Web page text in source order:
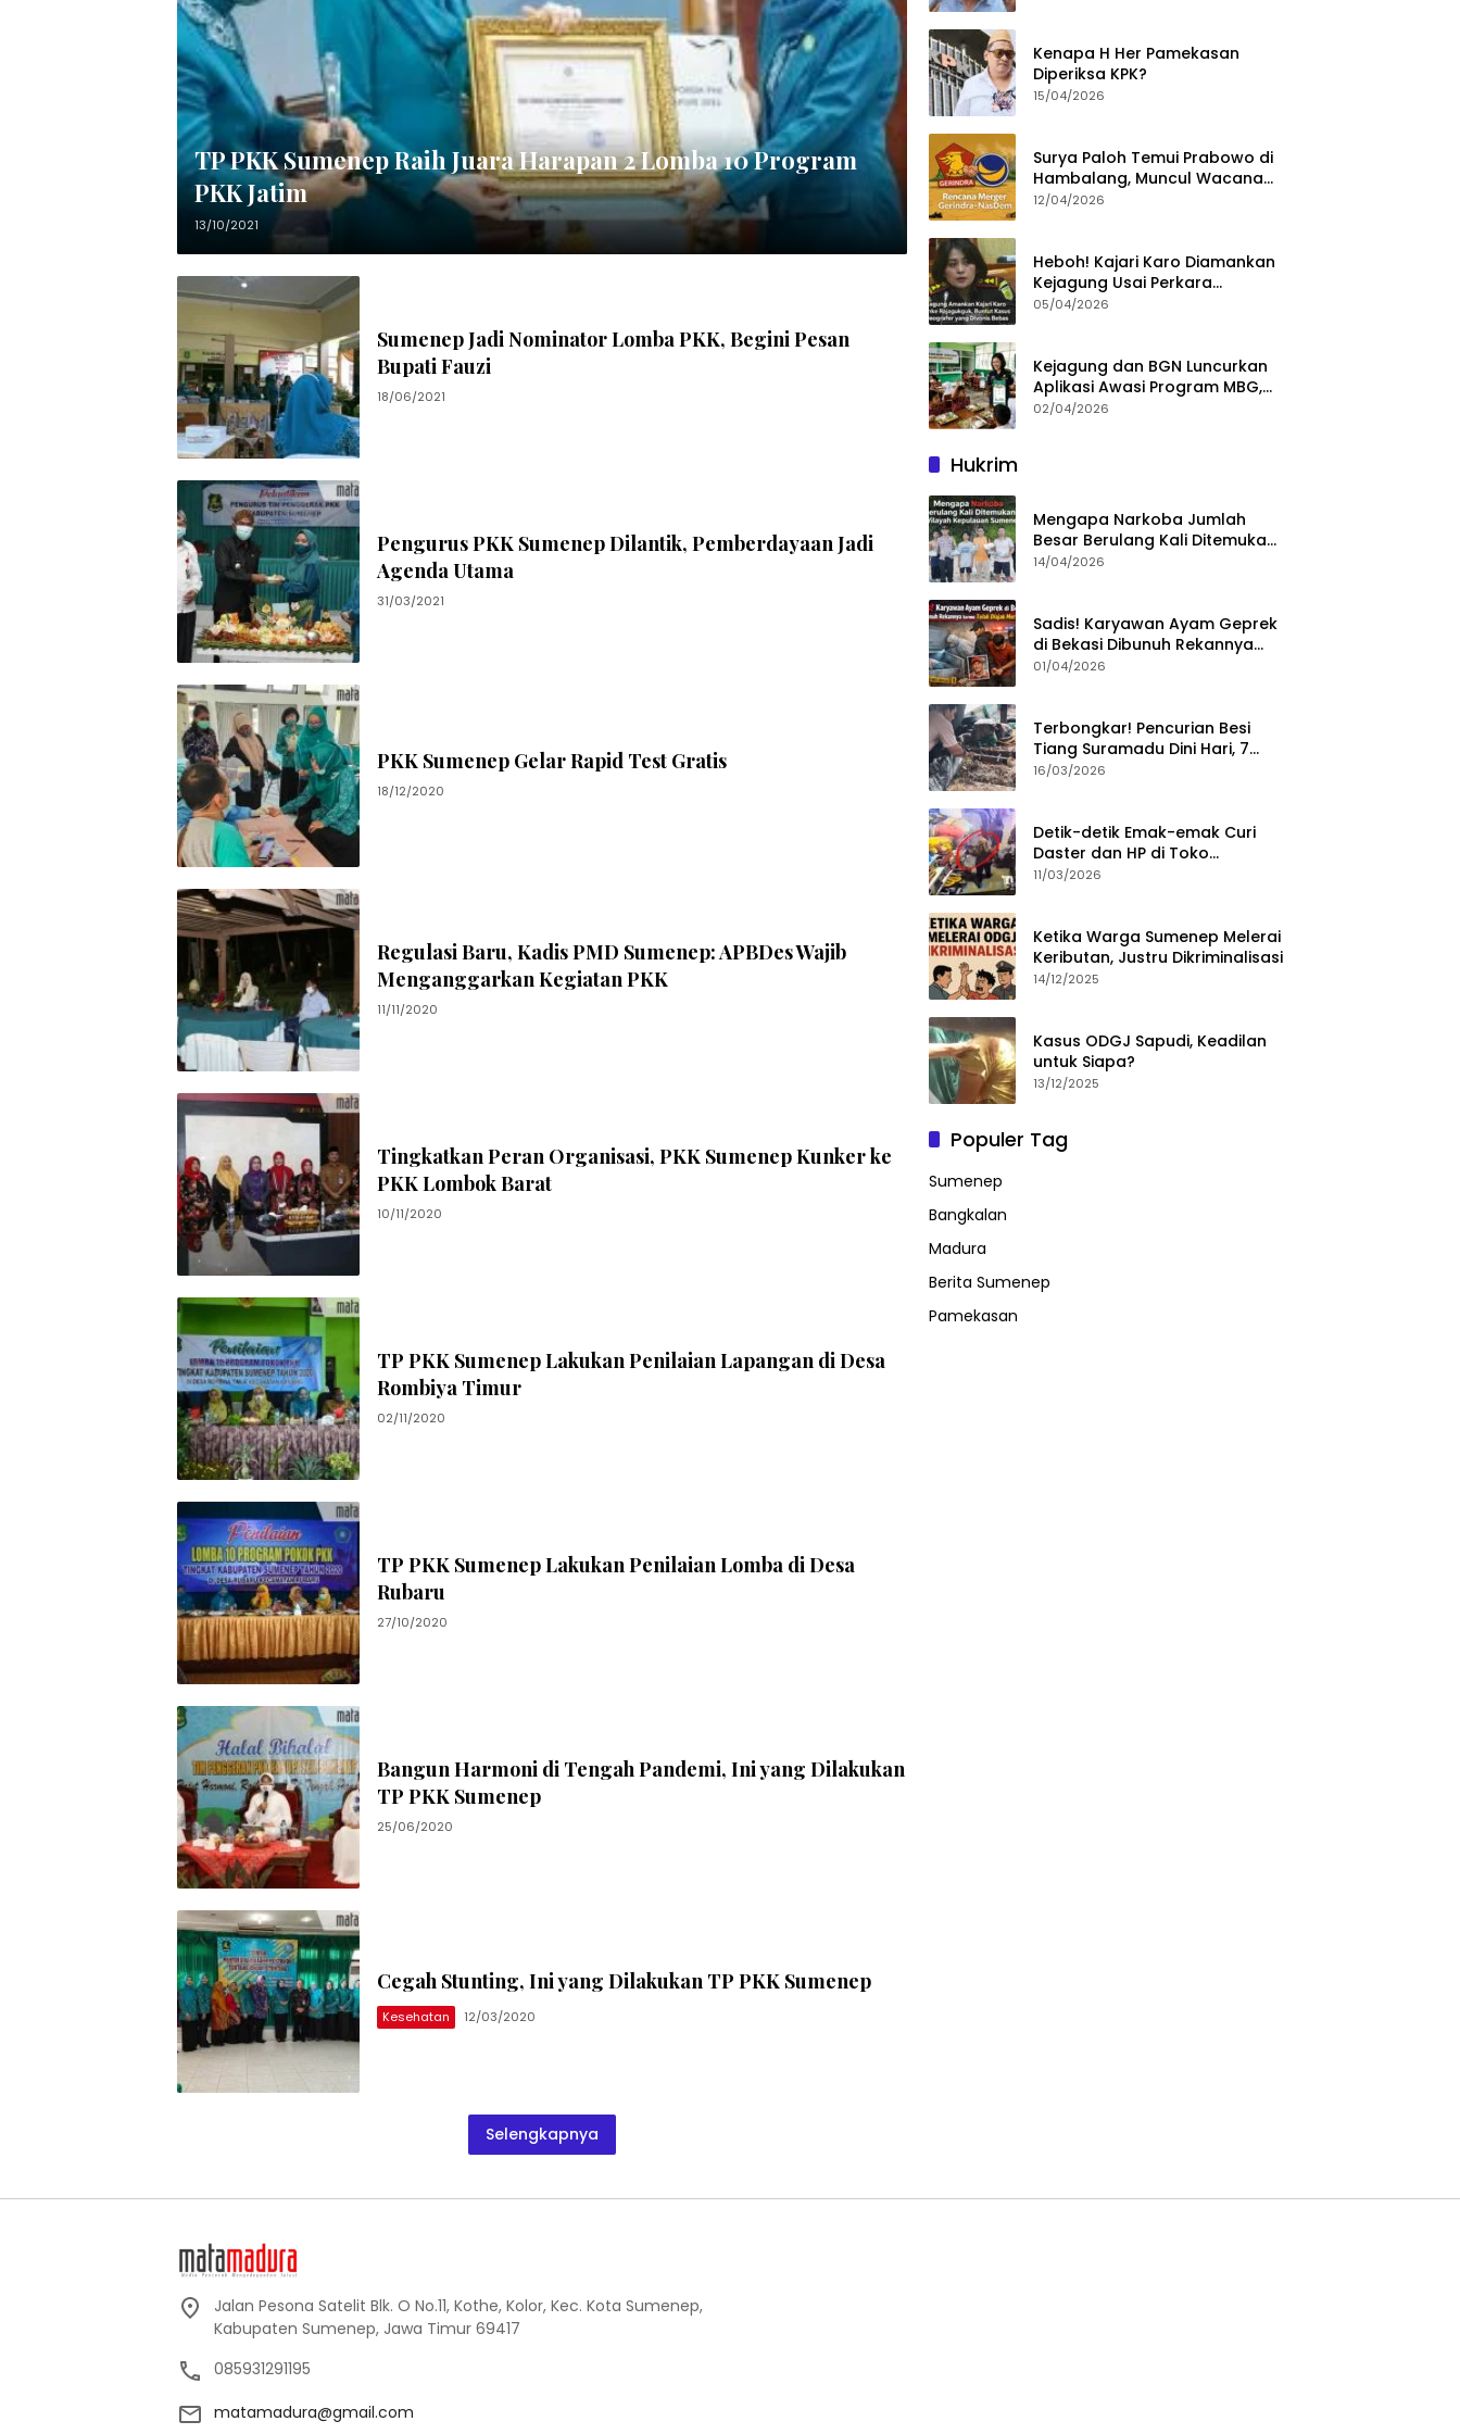
TP PKK Sumenep Raih Juara Harapan 2 Lomba 10 Program
PKK Jatim
13/10/2021
Sumenep Jadi Nominator Lomba PKK, Begini Pesan
Bupati Fauzi
18/06/2021
Pengurus PKK Sumenep Dilantik, Pemberdayaan Jadi
Agenda Utama
31/03/2021
PKK Sumenep Gelar Rapid Test Gratis
18/12/2020
Regulasi Baru, Kadis PMD Sumenep: APBDes Wajib
Menganggarkan Kegiatan PKK
11/11/2020
Tingkatkan Peran Organisasi, PKK Sumenep Kunker ke
PKK Lombok Barat
10/11/2020
TP PKK Sumenep Lakukan Penilaian Lapangan di Desa
Rombiya Timur
02/11/2020
TP PKK Sumenep Lakukan Penilaian Lomba di Desa
Rubaru
27/10/2020
Bangun Harmoni di Tengah Pandemi, Ini yang Dilakukan
TP PKK Sumenep
25/06/2020
Cegah Stunting, Ini yang Dilakukan TP PKK Sumenep
Kesehatan 12/03/2020
Selengkapnya
Kenapa H Her Pamekasan
Diperiksa KPK?
15/04/2026
Surya Paloh Temui Prabowo di
Hambalang, Muncul Wacana
Penggabungan NasDem dan
12/04/2026
Heboh! Kajari Karo Diamankan
Kejagung Usai Perkara
Videografer Divonis Bebas
05/04/2026
Kejagung dan BGN Luncurkan
Aplikasi Awasi Program MBG,
Begini Cara Lapornya
02/04/2026
Hukrim
Mengapa Narkoba Jumlah
Besar Berulang Kali Ditemukan
di Wilayah Kepulauan
14/04/2026
Sadis! Karyawan Ayam Geprek
di Bekasi Dibunuh Rekannya
karena Tolak Diajak Merampok
01/04/2026
Terbongkar! Pencurian Besi
Tiang Suramadu Dini Hari, 7
ABK Ditangkap Polisi
16/03/2026
Detik-detik Emak-emak Curi
Daster dan HP di Toko
Sumenep, Aksi Terekam CCTV
11/03/2026
Ketika Warga Sumenep Melerai
Keributan, Justru Dikriminalisasi
14/12/2025
Kasus ODGJ Sapudi, Keadilan
untuk Siapa?
13/12/2025
Populer Tag
Sumenep
Bangkalan
Madura
Berita Sumenep
Pamekasan
Jalan Pesona Satelit Blk. O No.11, Kothe, Kolor, Kec. Kota Sumenep,
Kabupaten Sumenep, Jawa Timur 69417
085931291195
matamadura@gmail.com